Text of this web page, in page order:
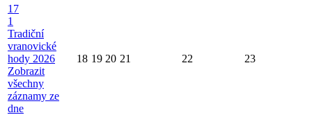
17
1
Tradiční
vranovické
hody 2026
Zobrazit
všechny
záznamy ze
dne
18 19 20 21 22 23